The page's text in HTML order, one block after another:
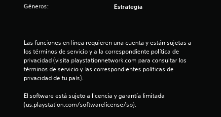
l
l
Géneros: Estrategia
Las funciones en línea requieren una cuenta y están sujetas a
los términos de servicio y a la correspondiente política de
privacidad (visita playstationnetwork.com para consultar los
términos de servicio y las correspondientes políticas de
privacidad de tu país).
El software está sujeto a licencia y garantía limitada
(us.playstation.com/softwarelicense/sp).